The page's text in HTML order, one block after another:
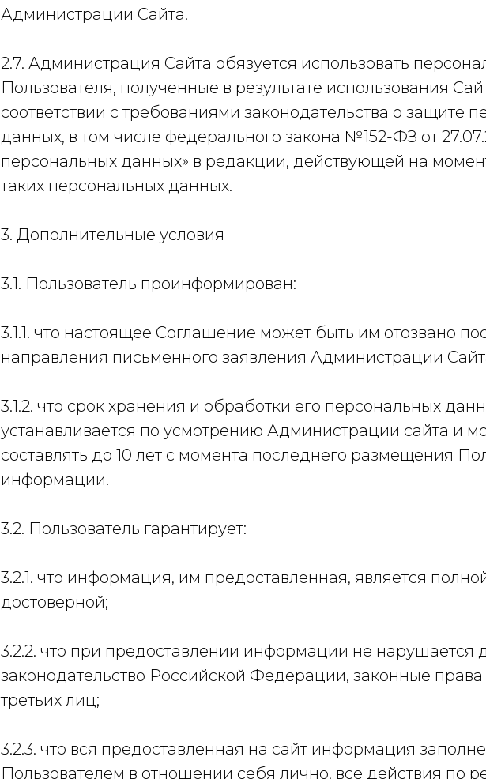
Администрации Сайта.
2.7. Администрация Сайта обязуется использовать
Пользователя, полученные в результате использования
соответствии с требованиями законодательства о защите
данных, в том числе федерального закона №152-ФЗ от
персональных данных» в редакции, действующей на
таких персональных данных.
3. Дополнительные условия
3.1. Пользователь проинформирован:
3.1.1. что настоящее Соглашение может быть им отозвано
направления письменного заявления Администрации
3.1.2. что срок хранения и обработки его персональных
устанавливается по усмотрению Администрации сайта и
составлять до 10 лет с момента последнего размещения
информации.
3.2. Пользователь гарантирует:
3.2.1. что информация, им предоставленная, является
достоверной;
3.2.2. что при предоставлении информации не нарушается
законодательство Российской Федерации, законные
третьих лиц;
3.2.3. что вся предоставленная на сайт информация
Пользователем в отношении себя лично, все действия по